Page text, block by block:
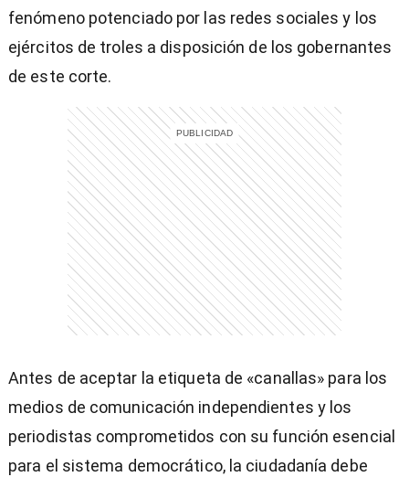
fenómeno potenciado por las redes sociales y los
ejércitos de troles a disposición de los gobernantes
de este corte.
Antes de aceptar la etiqueta de «canallas» para los
medios de comunicación independientes y los
periodistas comprometidos con su función esencial
para el sistema democrático, la ciudadanía debe